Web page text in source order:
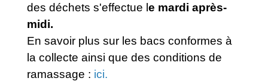
des déchets s'effectue le mardi après-
midi.
En savoir plus sur les bacs conformes à
la collecte ainsi que des conditions de
ramassage : ici.